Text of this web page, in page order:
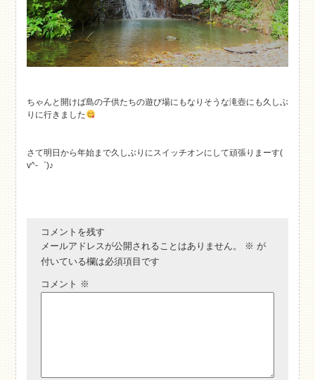
ちゃんと開けば島の子供たちの遊び場にもなりそうな滝壺にも久しぶ
りに行きました
さて明日から年始まで久しぶりにスイッチオンにして頑張りまーす(
v^-゜)♪
コメントを残す
メールアドレスが公開されることはありません。
※ が
付いている欄は必須項目です
コメント ※